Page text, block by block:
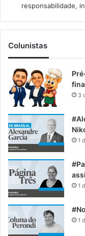
responsabilidade,
Colunistas
3
1
1
1